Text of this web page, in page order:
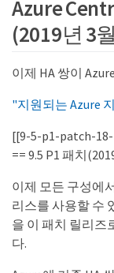
Azure
(2019년 3
이제 HA 쌍이
"지원되는 Azure
[[9-5-p1-patch-
== 9.5 P1 패치
이제 모든 구성에
리스를 사용할 수
을 이 패치 릴리즈
다.